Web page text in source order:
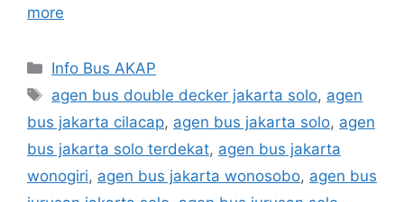
more
Categories
Info Bus AKAP
Tags
agen bus double decker jakarta solo, agen
bus jakarta cilacap, agen bus jakarta solo, agen
bus jakarta solo terdekat, agen bus jakarta
wonogiri, agen bus jakarta wonosobo, agen bus